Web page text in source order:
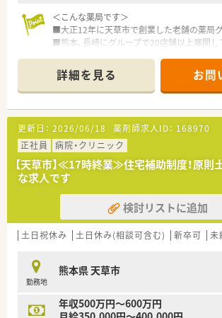
＜こんな薬局です＞
■大正12年に天草市で創業した老舗の薬局グ
■熊本、長崎にグループで20店舗以上展開
■月1回、木山薬局グループ全店にて、インタ
い薬剤師のレベルアップをはかっています
■全店でピッキング支援システムを導入し
ます。
＜こんな店舗です＞
■天草市牛深地区にある、内科門前の薬局です
■一人薬剤師、事務員2名体制の薬局です。
■1日約40枚の処方箋を応需しております。
しており、来局する地域の方の健康相談も対
■幅広い年代の患者様が来局する明るい雰囲
■周辺は港町ですが、コンビニやスーパー、
利な環境です。
業いただけるような受け入れ態勢ができてい
社負担）その他、オンラインでの研修体制も整
■OTC、サプリメントも充実しており、健康
詳細を見る お問
更新日： 2026/06/18 薬剤師求人ID： 168970
正社員
病院・クリニック
【天草市】≪17時終業≫住宅補助制度！原則
な求人です
検討リストに追加
土日祝休み 土日休み(相談可含む) 新卒可 未
勤務地
熊本県 天草市
年収500万円～600万円